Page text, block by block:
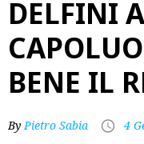
DELFINI
BENE IL
ByPietro Sabia 4